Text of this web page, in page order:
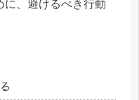
に、避けるべき行動